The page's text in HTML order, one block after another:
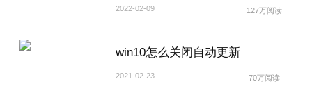
2022-02-09 127万阅读
win10怎么关闭自动更新
2021-02-23 70万阅读